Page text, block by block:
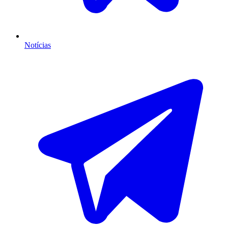
Notícias